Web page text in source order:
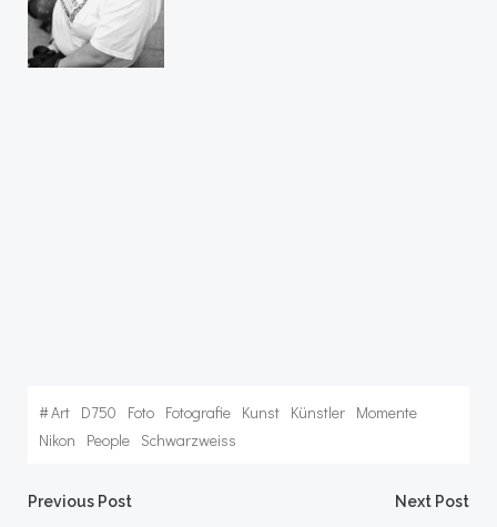
#Art D750 Foto Fotografie Kunst Künstler Momente
Nikon
People Schwarzweiss
Post
Previous Post Next Post